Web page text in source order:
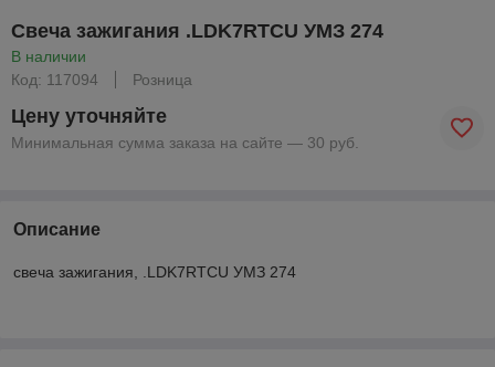
Свеча зажигания .LDK7RTCU УМЗ 274
В наличии
Код: 117094
Розница
Цену уточняйте
Минимальная сумма заказа на сайте — 30 руб.
Описание
свеча зажигания, .LDK7RTCU УМЗ 274